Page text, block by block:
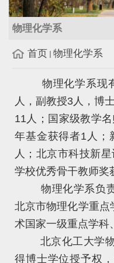
物理化学系
首页 物理化学系
物理化学系现有
人，副教授3人，博
11人；国家级教学
年基金获得者1人；
人；北京市科技新
学校优秀骨干教师奖
物理化学系负责
北京市物理化学重点
术国家一级重点学科
北京化工大学物
得博士学位授予权